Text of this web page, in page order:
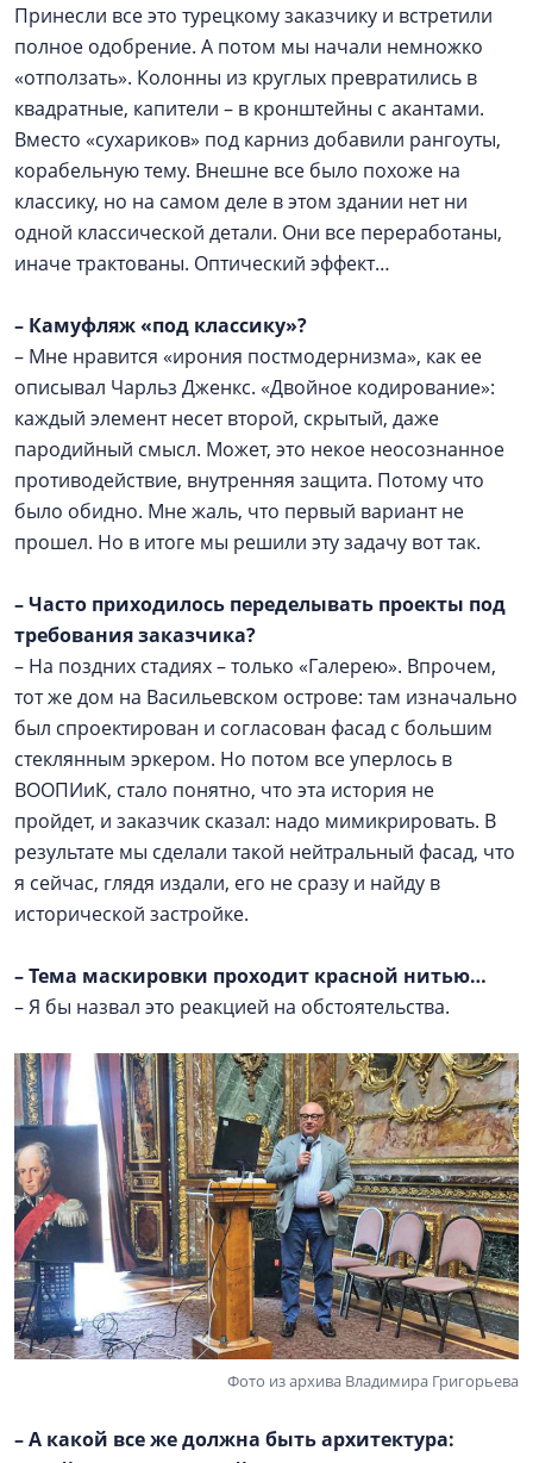
Принесли все это турецкому заказчику и встретили
полное одобрение. А потом мы начали немножко
«отползать». Колонны из круглых превратились в
квадратные, капители – в кронштейны с акантами.
Вместо «сухариков» под карниз добавили рангоуты,
корабельную тему. Внешне все было похоже на
классику, но на самом деле в этом здании нет ни
одной классической детали. Они все переработаны,
иначе трактованы. Оптический эффект…
– Камуфляж «под классику»?
– Мне нравится «ирония постмодернизма», как ее
описывал Чарльз Дженкс. «Двойное кодирование»:
каждый элемент несет второй, скрытый, даже
пародийный смысл. Может, это некое неосознанное
противодействие, внутренняя защита. Потому что
было обидно. Мне жаль, что первый вариант не
прошел. Но в итоге мы решили эту задачу вот так.
–Часто приходилось переделывать проекты под
требования заказчика?
– На поздних стадиях – только «Галерею». Впрочем,
тот же дом на Васильевском острове: там изначально
был спроектирован и согласован фасад с большим
стеклянным эркером. Но потом все уперлось в
ВООПИиК, стало понятно, что эта история не
пройдет, и заказчик сказал: надо мимикрировать. В
результате мы сделали такой нейтральный фасад, что
я сейчас, глядя издали, его не сразу и найду в
исторической застройке.
–Тема маскировки проходит красной нитью…
– Я бы назвал это реакцией на обстоятельства.
Фото из архива Владимира Григорьева
–А какой все же должна быть архитектура: